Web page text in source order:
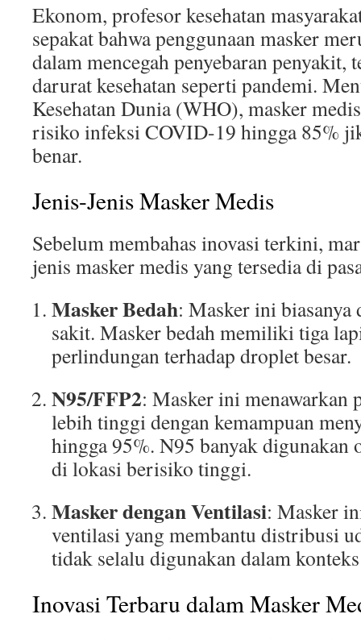
Ekonom, profesor kesehatan
sepakat bahwa penggunaan masker
dalam mencegah penyebaran penyakit,
darurat kesehatan seperti pandemi.
Kesehatan Dunia (WHO), masker
risiko infeksi COVID-19 hingga 85%
benar.
Jenis-Jenis Masker Medis
Sebelum membahas inovasi terkini,
jenis masker medis yang tersedia di
Masker Bedah: Masker ini
sakit. Masker bedah memiliki tiga
perlindungan terhadap droplet besar.
N95/FFP2: Masker ini menawarkan
lebih tinggi dengan kemampuan
hingga 95%. N95 banyak digunakan
di lokasi berisiko tinggi.
Masker dengan Ventilasi: Masker
ventilasi yang membantu distribusi
tidak selalu digunakan dalam
Inovasi Terbaru dalam Masker